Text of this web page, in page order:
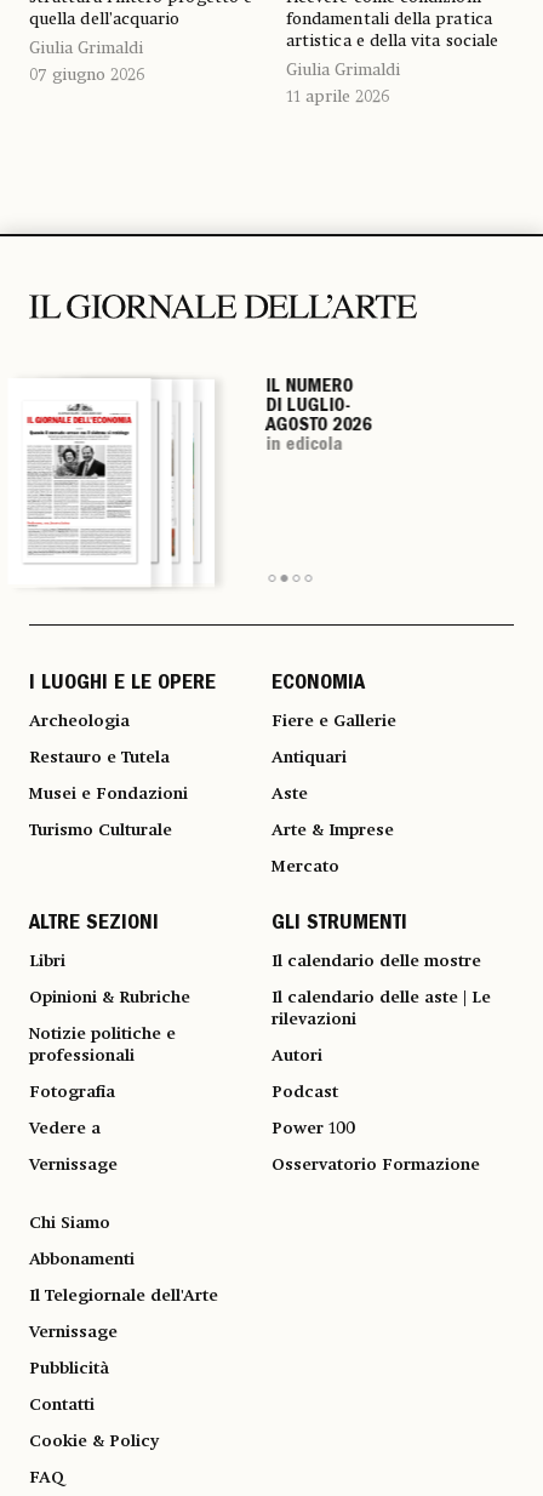
quella dell’acquario
Giulia Grimaldi
07 giugno 2026
fondamentali della pratica
artistica e della vita sociale
Giulia Grimaldi
11 aprile 2026
IL NUMERO
DI LUGLIO-
AGOSTO 2026
in edicola
IL NUMERO
DI LUGLIO-
AGOSTO 2026
in edicola
IL NUMERO
DI LUGLIO-
AGOSTO 2026
in edicola
IL NUMERO
DI LUGLIO-
AGOSTO 2026
in edicola
I LUOGHI E LE OPERE
Archeologia
Restauro e Tutela
Musei e Fondazioni
Turismo Culturale
ECONOMIA
Fiere e Gallerie
Antiquari
Aste
Arte & Imprese
Mercato
ALTRE SEZIONI
Libri
Opinioni & Rubriche
Notizie politiche e
professionali
Fotografia
Vedere a
Vernissage
GLI STRUMENTI
Il calendario delle mostre
Il calendario delle aste | Le
rilevazioni
Autori
Podcast
Power 100
Osservatorio Formazione
Chi Siamo
Abbonamenti
Il Telegiornale dell'Arte
Vernissage
Pubblicità
Contatti
Cookie & Policy
FAQ